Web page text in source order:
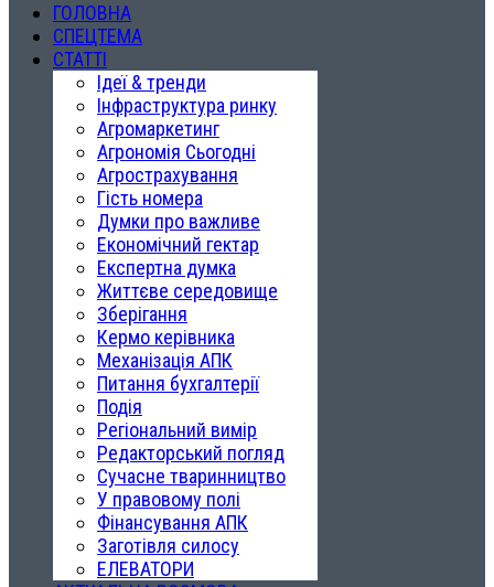
ГОЛОВНА
СПЕЦТЕМА
СТАТТІ
Ідеї & тренди
Інфраструктура ринку
Агромаркетинг
Агрономія Сьогодні
Агрострахування
Гість номера
Думки про важливе
Економічний гектар
Експертна думка
Життєве середовище
Зберігання
Кермо керівника
Механізація АПК
Питання бухгалтерії
Подія
Регіональний вимір
Редакторський погляд
Сучасне тваринництво
У правовому полі
Фінансування АПК
Заготівля силосу
ЕЛЕВАТОРИ